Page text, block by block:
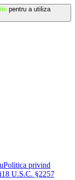
pentru a utiliza
Politica privind
18 U.S.C. §2257